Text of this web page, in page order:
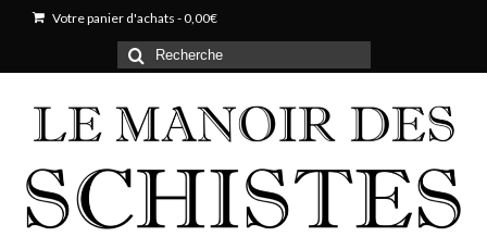
Votre panier d'achats -0,00€
Rechercher
: